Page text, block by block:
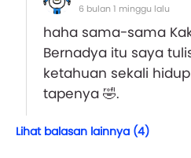
6 bulan 1 minggu lalu
haha sama-sama
Bernadya itu saya
ketahuan sekali
tapenya 🤣.
Lihat balasan lainnya (4)